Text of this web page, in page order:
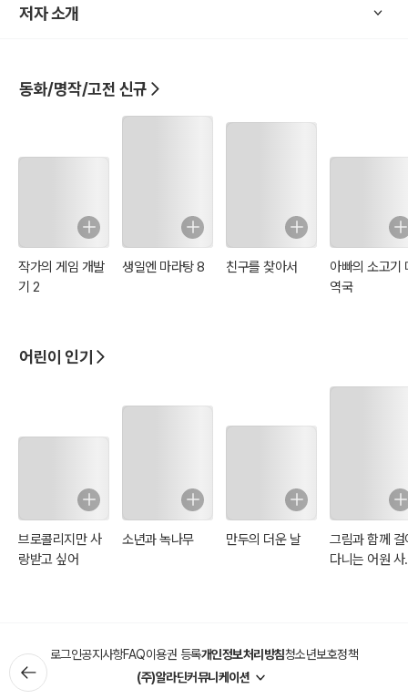
저자 소개
동화/명작/고전 신규
작가의 게임 개발
기 2
생일엔 마라탕 8 친구를 찾아서
아빠의 소고기
역국
어린이 인기
브로콜리지만 사
랑받고 싶어
소년과 녹나무 만두의 더운 날
그림과 함께 걸
다니는 어원 사
로그인공지사항FAQ이용권 등록개인정보처리방침청소년보호정책
(주)알라딘커뮤니케이션